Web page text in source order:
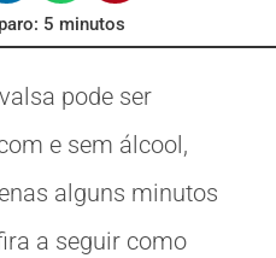
5 minutos
pode ser
e sem álcool,
alguns minutos
a seguir como